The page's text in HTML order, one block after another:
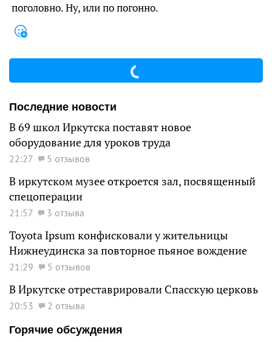
поголовно. Ну, или по погонно.
Последние новости
В 69 школ Иркутска поставят новое
оборудование для уроков труда
22:27 5 отзывов
В иркутском музее откроется зал, посвященный
спецоперации
21:57 3 отзыва
Toyota Ipsum конфисковали у жительницы
Нижнеудинска за повторное пьяное вождение
21:29 5 отзывов
В Иркутске отреставрировали Спасскую церковь
20:53
2 отзыва
Горячие обсуждения